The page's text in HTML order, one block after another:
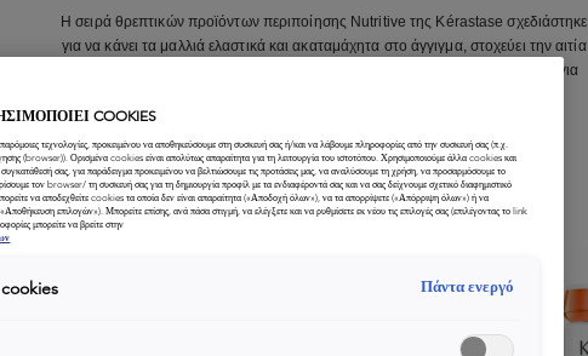
Η σειρά θρεπτικών προϊόντων περιποίησης Nutritive της Kérastase σχεδιάστηκε
για να κάνει τα μαλλιά ελαστικά και ακαταμάχητα στο άγγιγμα, στοχεύει την αιτία
των συμπτωμάτων των ξηρών μαλλιών με ένα εξατομικευμένο πρόγραμμα για
COOKIES
τεχνολογίες, προκειμένου να αποθηκεύσουμε στη συσκευή σας ή/και να λάβουμε πληροφορίες από την συσκευή σας (π.χ.
(browser)). Ορισμένα cookies είναι απολύτως απαραίτητα για τη λειτουργία του ιστοτόπου. Χρησιμοποιούμε άλλα cookies και
σας, για παράδειγμα προκειμένου να βελτιώσουμε τις προτάσεις μας, να αναλύσουμε τη χρήση, να προσαρμόσουμε το
τον browser/ τη συσκευή σας για τη δημιουργία προφίλ με τα ενδιαφέροντά σας και να σας δείχνουμε σχετικό διαφημιστικό
να αποδεχθείτε cookies τα οποία δεν είναι απαραίτητα («Αποδοχή όλων»), να τα απορρίψετε («Απόρριψη όλων») ή να
επιλογών»). Μπορείτε επίσης, ανά πάσα στιγμή, να ελέγξετε και να ρυθμίσετε εκ νέου τις επιλογές σας (επιλέγοντας το link
μπορείτε να βρείτε στην
Πάντα ενεργό